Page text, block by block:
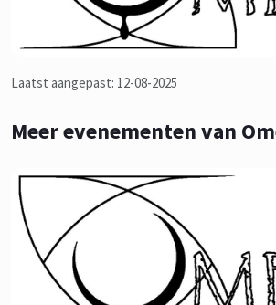
Laatst aangepast: 12-08-2025
Meer evenementen van